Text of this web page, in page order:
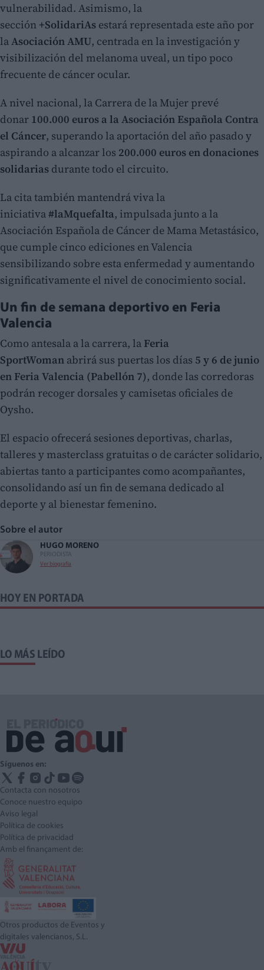
vulnerabilidad. Asimismo, la
sección +SolidariAs estará representada este año por
laAsociación AMU, centrada en la investigación y
visibilización del melanoma uveal, un tipo poco
frecuente de cáncer ocular.
A nivel nacional, la Carrera de la Mujer prevé
donar 100.000 euros a la Asociación Española Contra
el Cáncer, superando la aportación del año pasado y
aspirando a alcanzar los 200.000 euros en donaciones
solidarias durante todo el circuito.
La cita también mantendrá viva la
iniciativa#laMquefalta, impulsada junto a la
Asociación Española de Cáncer de Mama Metastásico,
que cumple cinco ediciones en Valencia
sensibilizando sobre esta enfermedad y aumentando
significativamente el nivel de conocimiento social.
Un fin de semana deportivo en Feria
Valencia
Como antesala a la carrera, la Feria
SportWoman abrirá sus puertas los días 5 y 6 de junio
en Feria Valencia (Pabellón 7), donde las corredoras
podrán recoger dorsales y camisetas oficiales de
Oysho.
El espacio ofrecerá sesiones deportivas, charlas,
talleres y masterclass gratuitas o de carácter solidario,
abiertas tanto a participantes como acompañantes,
consolidando así un fin de semana dedicado al
deporte y al bienestar femenino.
Sobre el autor
HUGO MORENO
PERIODISTA
Ver biografía
HOY EN PORTADA
LO MÁS LEÍDO
Síguenos en:
Contacta con nosotros
Conoce nuestro equipo
Aviso legal
Política de cookies
Política de privacidad
Amb el finançament de:
Otros productos de Eventos y
digitales valencianos, S.L.